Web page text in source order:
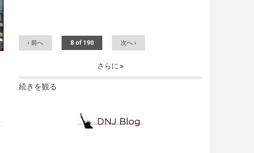
‹ 前へ 8 of 190 次へ ›
さらに
続きを観る